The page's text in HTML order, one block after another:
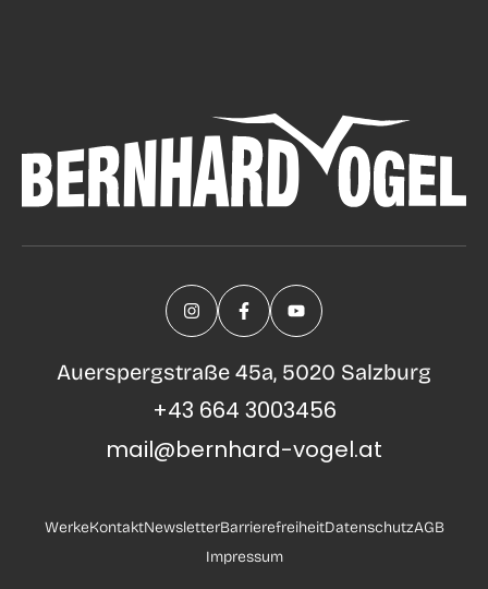
Auerspergstraße 45a, 5020 Salzburg
+43 664 3003456
mail@bernhard-vogel.at
WerkeKontaktNewsletterBarrierefreiheitDatenschutzAGB
Impressum